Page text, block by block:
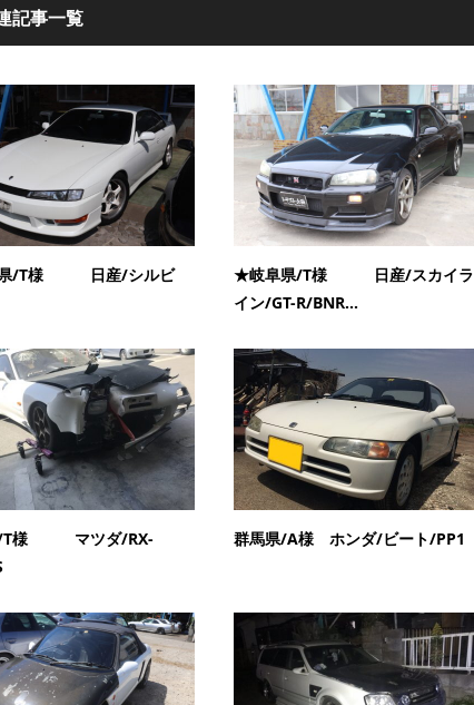
記事一覧
/T様 日産/シルビ
★岐阜県/T様 日産/スカイラ
イン/GT-R/BNR...
/T様 マツダ/RX-
群馬県/A様 ホンダ/ビート/PP1